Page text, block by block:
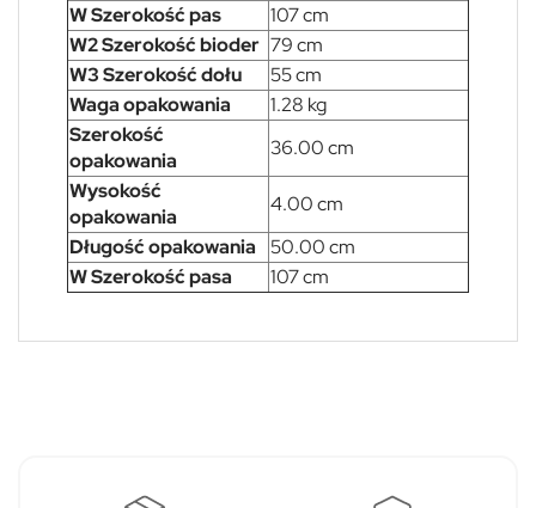
W Szerokość pas
107 cm
W2 Szerokość bioder 79 cm
W3 Szerokość dołu
55 cm
Waga opakowania
1.28 kg
Szerokość
opakowania
36.00 cm
Wysokość
opakowania
4.00 cm
Długość opakowania
50.00 cm
W Szerokość pasa
107 cm